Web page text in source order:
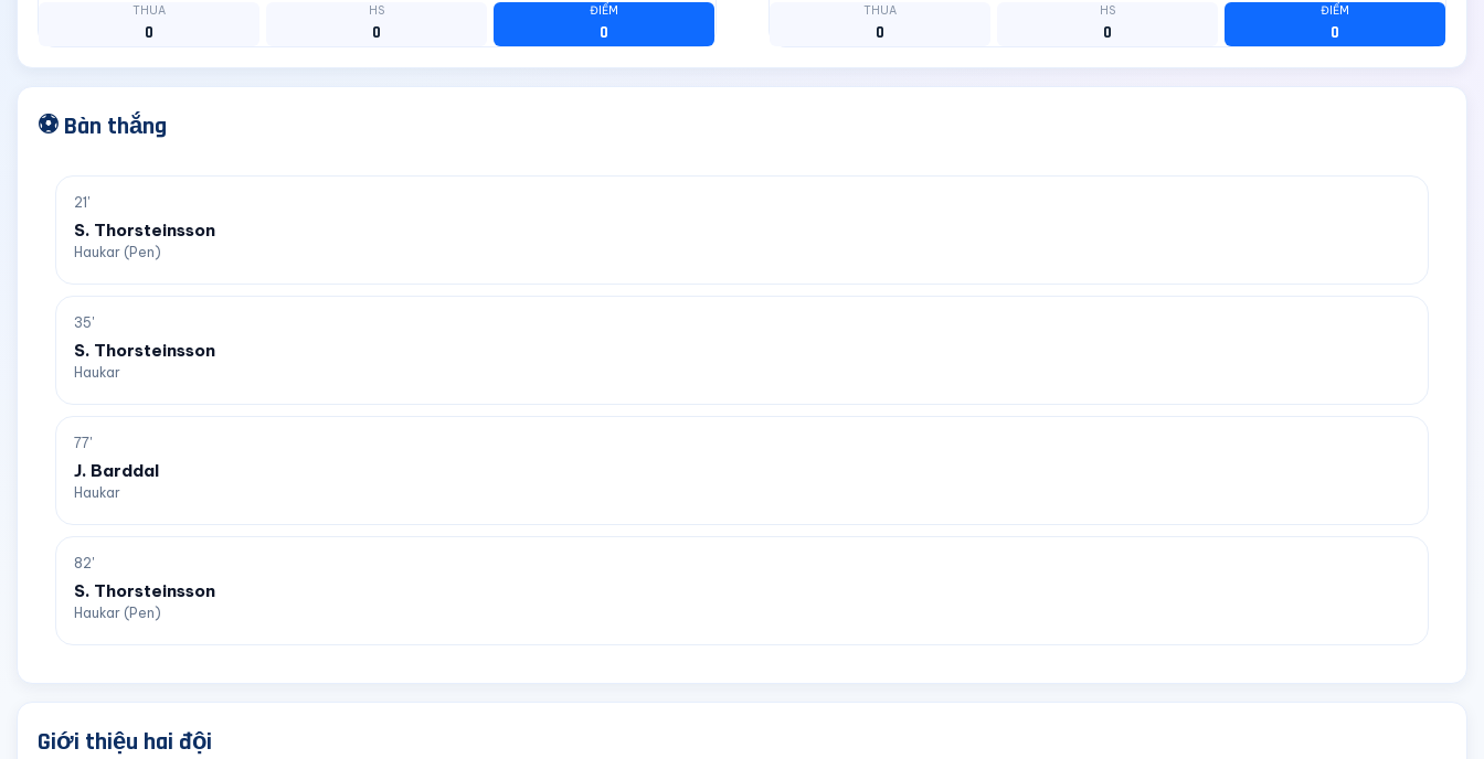
THUA
0
HS
0
ĐIỂM
0
THUA
0
HS
0
ĐIỂM
0
⚽ Bàn thắng
21'
S. Thorsteinsson
Haukar (Pen)
35'
S. Thorsteinsson
Haukar
77'
J. Barddal
Haukar
82'
S. Thorsteinsson
Haukar (Pen)
Giới thiệu hai đội